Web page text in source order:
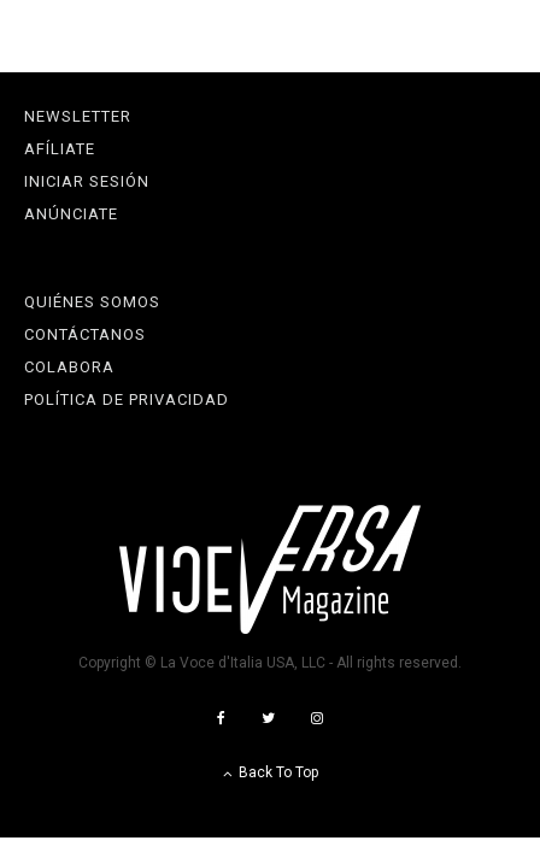
NEWSLETTER
AFÍLIATE
INICIAR SESIÓN
ANÚNCIATE
QUIÉNES SOMOS
CONTÁCTANOS
COLABORA
POLÍTICA DE PRIVACIDAD
Copyright © La Voce d'Italia USA, LLC - All rights reserved.
Back To Top